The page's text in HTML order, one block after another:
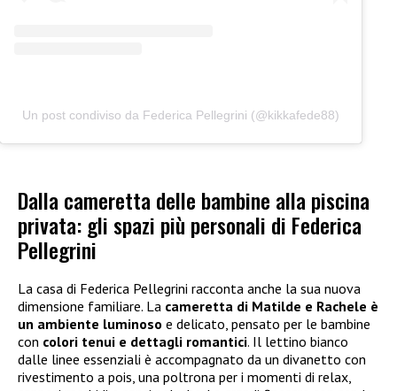
Un post condiviso da Federica Pellegrini (@kikkafede88)
Dalla cameretta delle bambine alla piscina
privata: gli spazi più personali di Federica
Pellegrini
La casa di Federica Pellegrini racconta anche la sua nuova
dimensione familiare. La cameretta di Matilde e Rachele è
un ambiente luminoso e delicato, pensato per le bambine
con colori tenui e dettagli romantici. Il lettino bianco
dalle linee essenziali è accompagnato da un divanetto con
rivestimento a pois, una poltrona per i momenti di relax,